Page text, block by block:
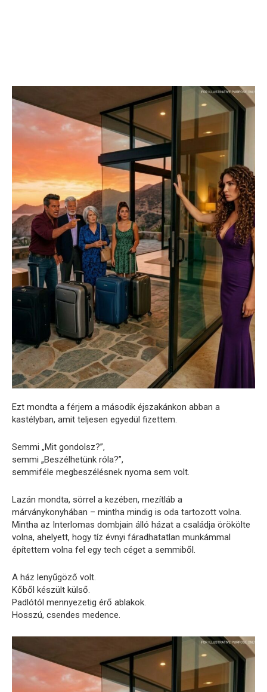
Ezt mondta a férjem a második éjszakánkon abban a
kastélyban, amit teljesen egyedül fizettem.
Semmi „Mit gondolsz?”,
semmi „Beszélhetünk róla?”,
semmiféle megbeszélésnek nyoma sem volt.
Lazán mondta, sörrel a kezében, mezítláb a
márványkonyhában – mintha mindig is oda tartozott volna.
Mintha az Interlomas dombjain álló házat a családja örökölte
volna, ahelyett, hogy tíz évnyi fáradhatatlan munkámmal
építettem volna fel egy tech céget a semmiből.
A ház lenyűgöző volt.
Kőből készült külső.
Padlótól mennyezetig érő ablakok.
Hosszú, csendes medence.